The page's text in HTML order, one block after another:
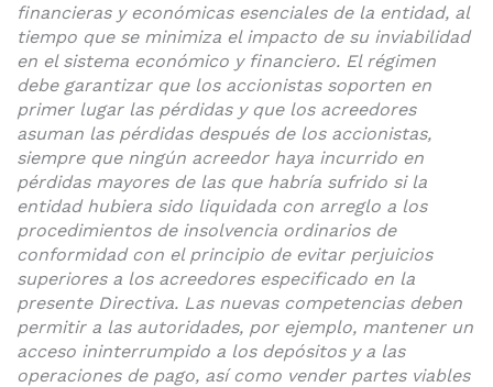
financieras y económicas esenciales de la entidad, al
tiempo que se minimiza el impacto de su inviabilidad
en el sistema económico y financiero. El régimen
debe garantizar que los accionistas soporten en
primer lugar las pérdidas y que los acreedores
asuman las pérdidas después de los accionistas,
siempre que ningún acreedor haya incurrido en
pérdidas mayores de las que habría sufrido si la
entidad hubiera sido liquidada con arreglo a los
procedimientos de insolvencia ordinarios de
conformidad con el principio de evitar perjuicios
superiores a los acreedores especificado en la
presente Directiva. Las nuevas competencias deben
permitir a las autoridades, por ejemplo, mantener un
acceso ininterrumpido a los depósitos y a las
operaciones de pago, así como vender partes viables